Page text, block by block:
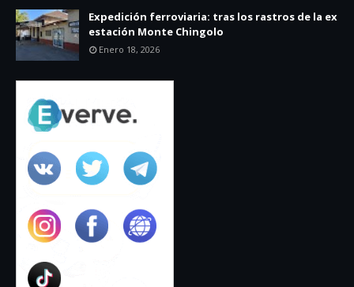
Expedición ferroviaria: tras los rastros de la ex
estación Monte Chingolo
Enero 18, 2026